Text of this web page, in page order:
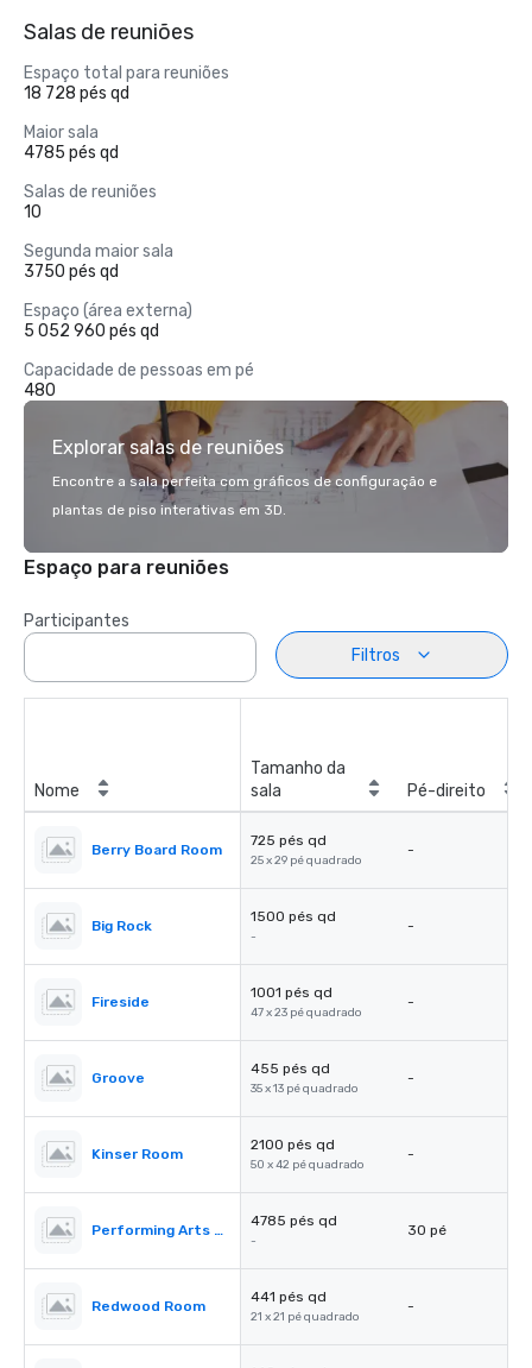
Salas de reuniões
Espaço total para reuniões
18 728 pés qd
Maior sala
4785 pés qd
Salas de reuniões
10
Segunda maior sala
3750 pés qd
Espaço (área externa)
5 052 960 pés qd
Capacidade de pessoas em pé
480
Explorar salas de reuniões
Encontre a sala perfeita com gráficos de configuração e
plantas de piso interativas em 3D.
Espaço para reuniões
Participantes
Filtros
Nome
Tamanho da
sala
Pé-direito
Berry Board Room
725 pés qd
25 x 29 pé quadrado
-
Big Rock
1500 pés qd
-
-
Fireside
1001 pés qd
47 x 23 pé quadrado
-
Groove
455 pés qd
35 x 13 pé quadrado
-
Kinser Room
2100 pés qd
50 x 42 pé quadrado
-
Performing Arts Center (PAC)
4785 pés qd
-
30 pé
Redwood Room
441 pés qd
21 x 21 pé quadrado
-